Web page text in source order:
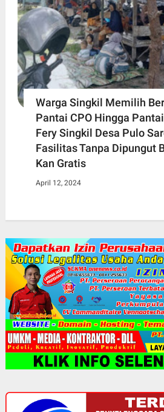
Warga Singkil Memilih
Pantai CPO Hingga
Fery Singkil Desa Pulo
Fasilitas Tanpa Dipungut
Kan Gratis
April 12, 2024